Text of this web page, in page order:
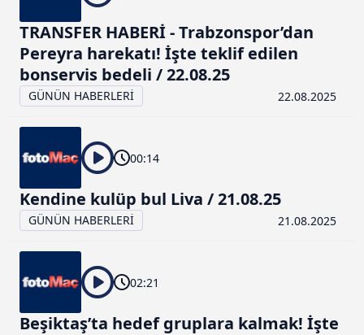
TRANSFER HABERİ - Trabzonspor’dan
Pereyra harekatı! İşte teklif edilen
bonservis bedeli / 22.08.25
GÜNÜN HABERLERİ 22.08.2025
00:14
Kendine kulüp bul Liva / 21.08.25
GÜNÜN HABERLERİ 21.08.2025
02:21
Beşiktaş’ta hedef gruplara kalmak! İşte